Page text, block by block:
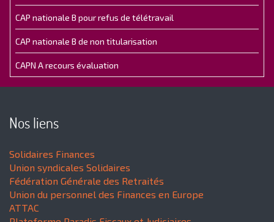
CAP nationale B pour refus de télétravail
CAP nationale B de non titularisation
CAPN A recours évaluation
Nos liens
Solidaires Finances
Union syndicales Solidaires
Fédération Générale des Retraités
Union du personnel des Finances en Europe
ATTAC